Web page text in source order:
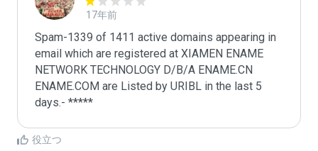
17年前
Spam-1339 of 1411 active domains appearing in
email which are registered at XIAMEN ENAME
NETWORK TECHNOLOGY D/B/A ENAME.CN
ENAME.COM are Listed by URIBL in the last 5
days.- *****
役立つ